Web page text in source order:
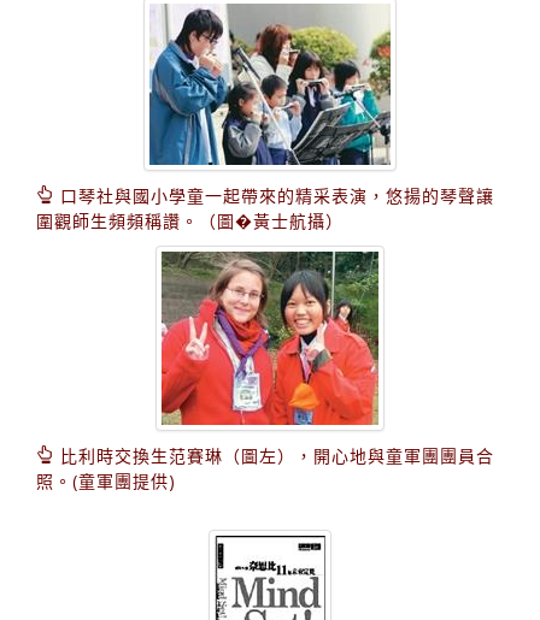
口琴社與國小學童一起帶來的精采表演，悠揚的琴聲讓
圍觀師生頻頻稱讚。（圖�黃士航攝）
比利時交換生范賽琳（圖左），開心地與童軍團團員合
照。(童軍團提供)